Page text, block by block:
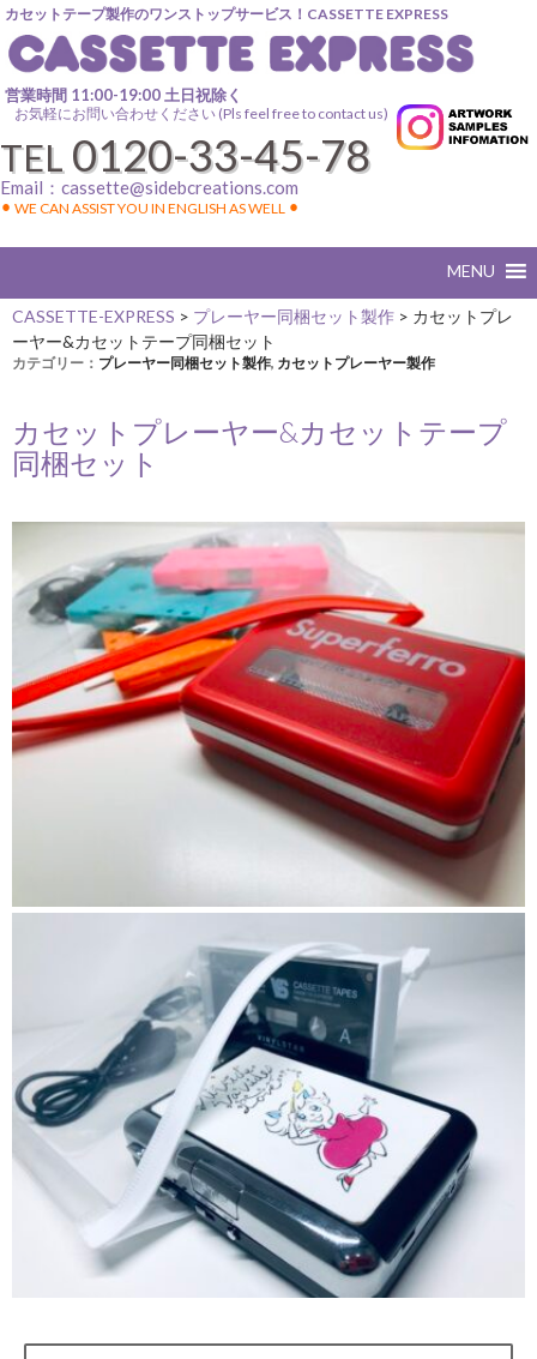
カセットテープ製作のワンストップサービス！CASSETTE EXPRESS
営業時間 11:00-19:00 土日祝除く
お気軽にお問い合わせください (Pls feel free to contact us)
TEL 0120-33-45-78
Email： cassette@sidebcreations.com
⚫︎ WE CAN ASSIST YOU IN ENGLISH AS WELL ⚫︎
CASSETTE-EXPRESS > プレーヤー同梱セット製作 > カセットプレ
ーヤー&カセットテープ同梱セット
カテゴリー： プレーヤー同梱セット製作, カセットプレーヤー製作
カセットプレーヤー&カセットテープ
同梱セット